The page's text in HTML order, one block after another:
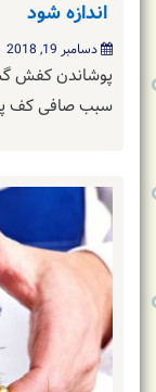
اندازه شود
دسامبر 19, 2018
پوشاندن کفش
سبب صافی کف